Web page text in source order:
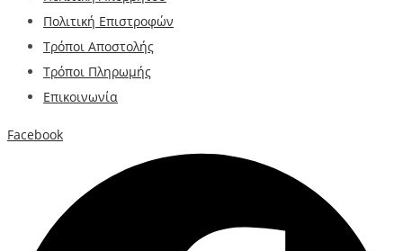
Πολιτική Επιστροφών
Τρόποι Αποστολής
Τρόποι Πληρωμής
Επικοινωνία
Facebook